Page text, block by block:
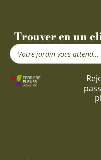
Trouver en un
Search
...